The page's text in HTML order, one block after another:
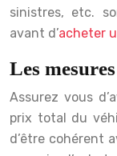
sinistres, etc.
avant d’acheter
Les
Assurez vous
prix total du
d’être cohérent